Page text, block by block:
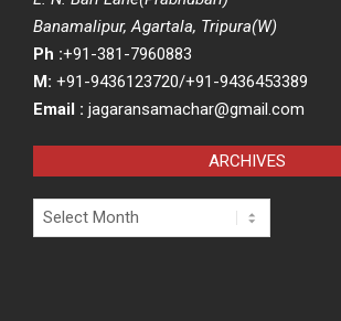
Banamalipur, Agartala, Tripura(W)
Ph :+91-381-7960883
M: +91-9436123720/+91-9436453389
Email : jagaransamachar@gmail.com
ARCHIVES
Archives